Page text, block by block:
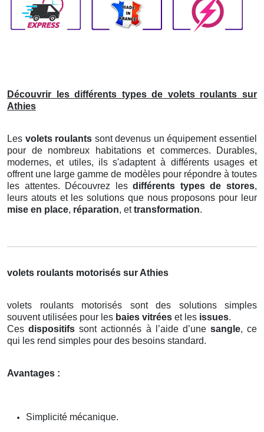
Découvrir les différents types de volets roulants sur
Athies
Les volets roulants sont devenus un équipement essentiel
pour de nombreux habitations et commerces. Durables,
modernes, et utiles, ils s'adaptent à différents usages et
offrent une large gamme de modèles pour répondre à toutes
les attentes. Découvrez lesdifférents types de stores,
leurs atouts et les solutions que nous proposons pour leur
mise en place, réparation, ettransformation.
volets roulants motorisés sur Athies
volets roulants motorisés sont des solutions simples
souvent utilisées pour les baies vitrées et les issues.
Cesdispositifs sont actionnés à l’aide d’une sangle, ce
qui les rend simples pour des besoins standard.
Avantages :
Simplicité mécanique.